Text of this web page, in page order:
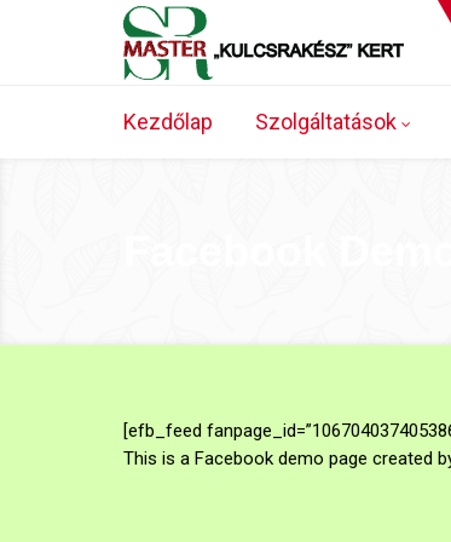
Kezdőlap Szolgáltatások
[efb_feed
This is a Facebook demo page created